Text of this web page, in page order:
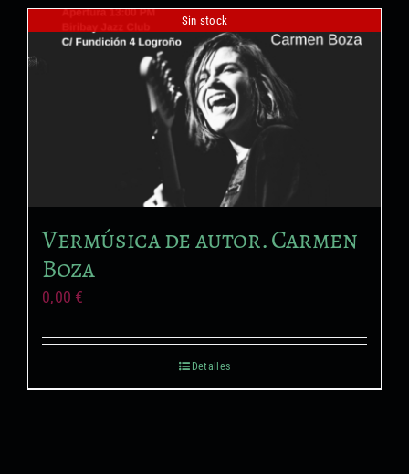
Sin stock
Vermúsica de autor. Carmen
Boza
0,00 €
Detalles